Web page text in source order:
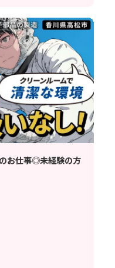
お仕事◎未経験の方